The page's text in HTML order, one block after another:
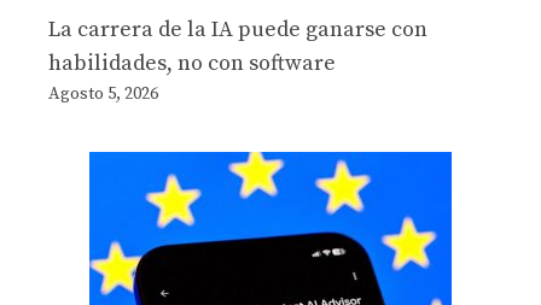
La carrera de la IA puede ganarse con
habilidades, no con software
Agosto 5, 2026